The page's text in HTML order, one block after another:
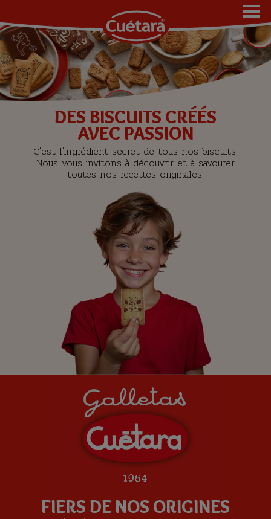
DES BISCUITS CRÉÉS
AVEC PASSION
C'est l'ingrédient secret de tous nos biscuits.
Nous vous invitons à découvrir et à savourer
toutes nos recettes originales.
FIERS DE NOS ORIGINES